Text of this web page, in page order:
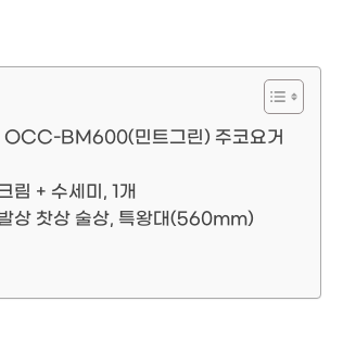
OCC-BM600(민트그린) 주코요거
림 + 수세미, 1개
상 찻상 술상, 특왕대(560mm)